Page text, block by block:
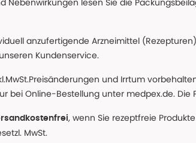
Nebenwirkungen lesen Sie die
anzufertigende Arzneimittel
Kundenservice.
und Irrtum
bei Online-Bestellung unter medpex.de.
, wenn Sie rezeptfreie Produkte
MwSt.